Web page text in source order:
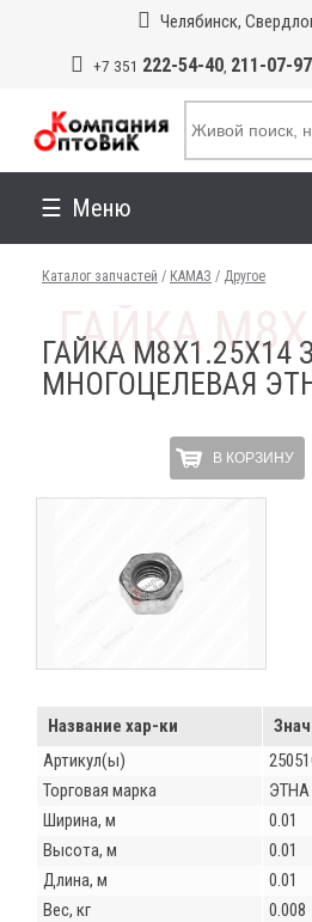
Челябинск,
+7 351 222-54-40, 211-07-
Меню
Каталог запчастей / КАМАЗ / Другое
ГАЙКА М8Х1.25Х14
МНОГОЦЕЛЕВАЯ
В КОРЗИНУ
Название хар-ки
Артикул(ы)
Торговая марка
ЭТНА
Ширина, м
0.01
Высота, м
0.01
Длина, м
0.01
Вес, кг
0.008